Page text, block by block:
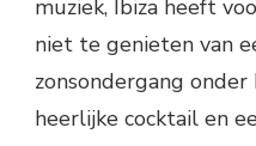
muziek, Ibiza heeft
niet te genieten van
zonsondergang
heerlijke cocktail en